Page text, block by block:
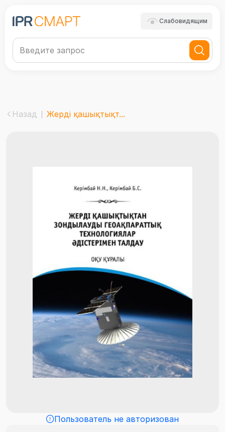
Слабовидящим
Назад Жерді қашықтықт...
Пользователь не авторизован